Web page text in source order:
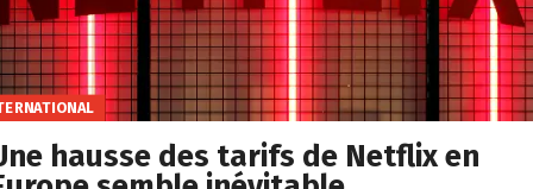
hausse des tarifs de Netflix en